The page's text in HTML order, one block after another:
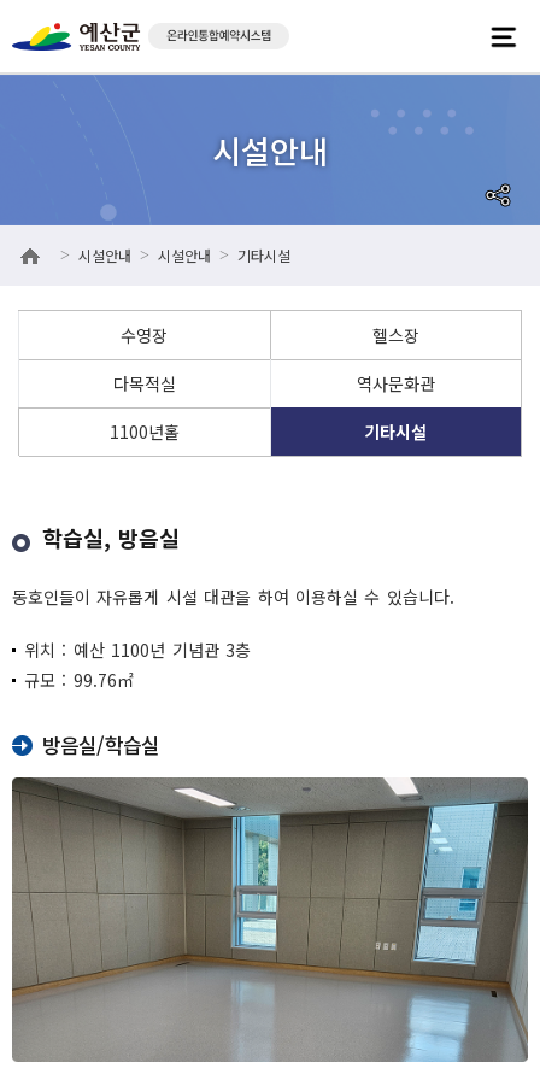
> 시설안내 > 시설안내 > 기타시설
수영장
헬스장
다목적실
역사문화관
1100년홀
기타시설
학습실, 방음실
동호인들이 자유롭게 시설 대관을 하여 이용하실 수 있습니다.
위치 : 예산 1100년 기념관 3층
규모 : 99.76㎡
방음실/학습실